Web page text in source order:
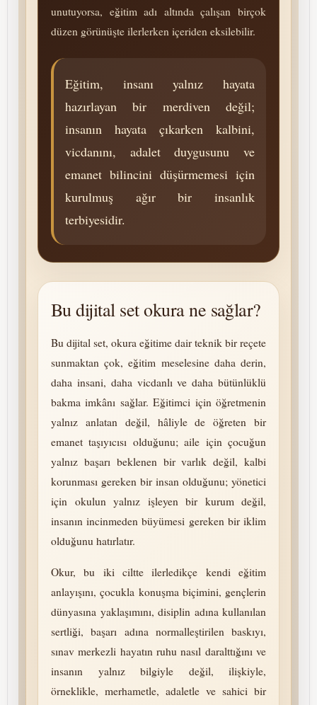
unutuyorsa, eğitim adı altında çalışan birçok
düzen görünüşte ilerlerken içeriden eksilebilir.
Eğitim, insanı yalnız hayata
hazırlayan bir merdiven değil;
insanın hayata çıkarken kalbini,
vicdanını, adalet duygusunu ve
emanet bilincini düşürmemesi için
kurulmuş ağır bir insanlık
terbiyesidir.
Bu dijital set okura ne sağlar?
Bu dijital set, okura eğitime dair teknik bir reçete
sunmaktan çok, eğitim meselesine daha derin,
daha insani, daha vicdanlı ve daha bütünlüklü
bakma imkânı sağlar. Eğitimci için öğretmenin
yalnız anlatan değil, hâliyle de öğreten bir
emanet taşıyıcısı olduğunu; aile için çocuğun
yalnız başarı beklenen bir varlık değil, kalbi
korunması gereken bir insan olduğunu; yönetici
için okulun yalnız işleyen bir kurum değil,
insanın incinmeden büyümesi gereken bir iklim
olduğunu hatırlatır.
Okur, bu iki ciltte ilerledikçe kendi eğitim
anlayışını, çocukla konuşma biçimini, gençlerin
dünyasına yaklaşımını, disiplin adına kullanılan
sertliği, başarı adına normalleştirilen baskıyı,
sınav merkezli hayatın ruhu nasıl daralttığını ve
insanın yalnız bilgiyle değil, ilişkiyle,
örneklikle, merhametle, adaletle ve sahici bir